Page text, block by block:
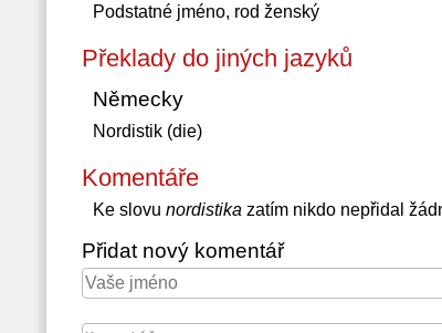
Podstatné jméno, rod ženský
Překlady do jiných jazyků
Německy
Nordistik (die)
Komentáře
Ke slovu nordistika zatím nikdo nepřidal
Přidat nový komentář